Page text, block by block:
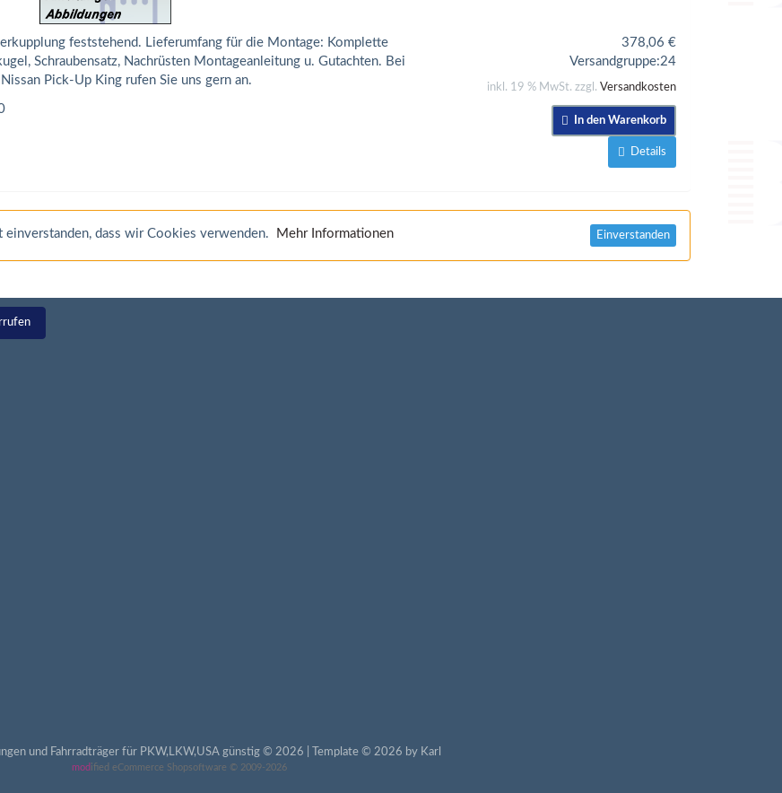
feststehend. Lieferumfang für die Montage: Komplette
Schraubensatz, Nachrüsten Montageanleitung u. Gutachten. Bei
Pick-Up King rufen Sie uns gern an.
378,06 €
Versandgruppe:24
inkl. 19 % MwSt. zzgl. Versandkosten
In den Warenkorb
Details
einverstanden, dass wir Cookies verwenden. Mehr Informationen Einverstanden
und Fahrradträger für PKW,LKW,USA günstig © 2026 | Template © 2026 by Karl
mod ified eCommerce Shopsoftware © 2009-2026